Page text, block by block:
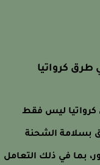
كرواتيا
ليس فقط
الشحنة
بما في ذلك التعامل